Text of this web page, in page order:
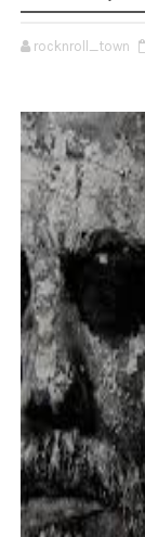
rocknroll_town